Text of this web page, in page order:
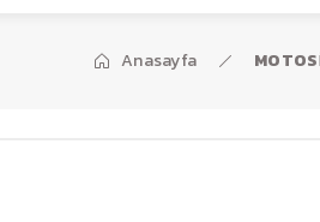
Anasayfa